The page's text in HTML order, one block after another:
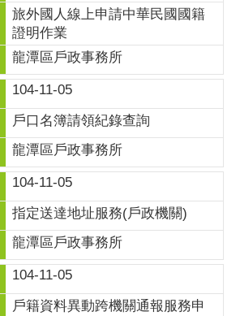
旅外國人線上申請中華民國國籍
證明作業
龍潭區戶政事務所
104-11-05
戶口名簿請領紀錄查詢
龍潭區戶政事務所
104-11-05
指定送達地址服務(戶政機關)
龍潭區戶政事務所
104-11-05
戶籍資料異動跨機關通報服務申